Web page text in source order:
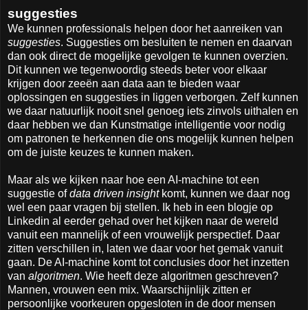
suggesties
We kunnen professionals helpen door het aanreiken van
suggesties. Suggesties om besluiten te nemen en daarvan
dan ook direct de mogelijke gevolgen te kunnen overzien.
Dit kunnen we tegenwoordig steeds beter voor elkaar
krijgen door zeeën aan data aan te bieden waar
oplossingen en suggesties in liggen verborgen. Zelf kunnen
we daar natuurlijk nooit snel genoeg iets zinvols uithalen en
daar hebben we dan Kunstmatige intelligentie voor nodig
om patronen te herkennen die ons mogelijk kunnen helpen
om de juiste keuzes te kunnen maken.
Maar als we kijken naar hoe een AI-machine tot een
suggestie ofdata driven insightkomt, kunnen we daar nog
wel een paar vragen bij stellen. Ik heb in een blogje op
Linkedin al eerder gehad over het kijken naar de wereld
vanuit een mannelijk of een vrouwelijk perspectief. Daar
zitten verschillen in, laten we daar voor het gemak vanuit
gaan. De AI-machine komt tot conclusies door het inzetten
van algoritmen. Wie heeft deze algoritmen geschreven?
Mannen, vrouwen een mix. Waarschijnlijk zitten er
persoonlijke voorkeuren opgesloten in de door mensen